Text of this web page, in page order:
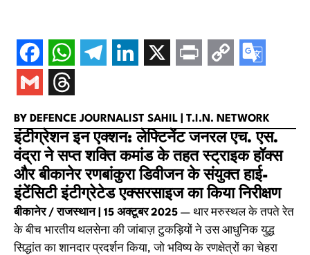
BY DEFENCE JOURNALIST SAHIL | T.I.N. NETWORK
इंटीग्रेशन इन एक्शन: लेफ्टिनेंट जनरल एच. एस.
वंद्रा ने सप्त शक्ति कमांड के तहत स्ट्राइक हॉक्स
और बीकानेर रणबांकुरा डिवीजन के संयुक्त हाई-
इंटेंसिटी इंटीग्रेटेड एक्सरसाइज का किया निरीक्षण
बीकानेर / राजस्थान | 15 अक्टूबर 2025 — थार मरुस्थल के तपते रेत
के बीच भारतीय थलसेना की जांबाज़ टुकड़ियों ने उस आधुनिक युद्ध
सिद्धांत का शानदार प्रदर्शन किया, जो भविष्य के रणक्षेत्रों का चेहरा